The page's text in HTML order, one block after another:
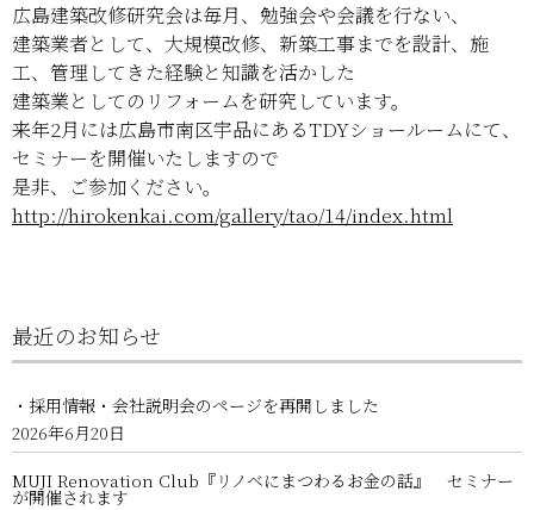
広島建築改修研究会は毎月、勉強会や会議を行ない、
建築業者として、大規模改修、新築工事までを設計、施
工、管理してきた経験と知識を活かした
建築業としてのリフォームを研究しています。
来年2月には広島市南区宇品にあるTDYショールームにて、
セミナーを開催いたしますので
是非、ご参加ください。
http://hirokenkai.com/gallery/tao/14/index.html
最近のお知らせ
・採用情報・会社説明会のページを再開しました
2026年6月20日
MUJI Renovation Club『リノベにまつわるお金の話』 セミナー
が開催されます